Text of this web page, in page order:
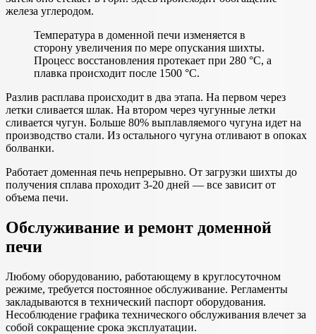
железа углеродом.
Температура в доменной печи изменяется в
сторону увеличения по мере опускания шихты.
Процесс восстановления протекает при 280 °С, а
плавка происходит после 1500 °С.
Разлив расплава происходит в два этапа. На первом через
летки сливается шлак. На втором через чугунные летки
сливается чугун. Больше 80% выплавляемого чугуна идет на
производство стали. Из остального чугуна отливают в опоках
болванки.
Работает доменная печь непрерывно. От загрузки шихты до
получения сплава проходит 3-20 дней — все зависит от
объема печи.
Обслуживание и ремонт доменной
печи
Любому оборудованию, работающему в круглосуточном
режиме, требуется постоянное обслуживание. Регламенты
закладываются в технический паспорт оборудования.
Несоблюдение графика технического обслуживания влечет за
собой сокращение срока эксплуатации.